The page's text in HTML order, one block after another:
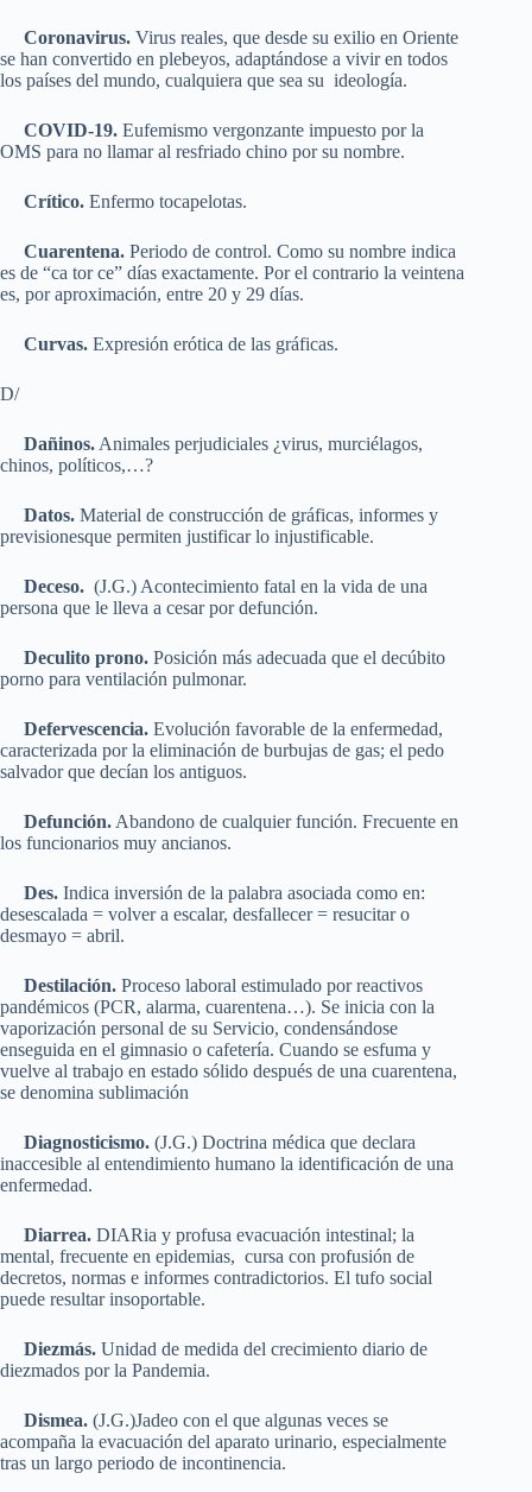
Coronavirus. Virus reales, que desde su exilio en Oriente
se han convertido en plebeyos, adaptándose a vivir en todos
los países del mundo, cualquiera que sea su ideología.
COVID-19. Eufemismo vergonzante impuesto por la
OMS para no llamar al resfriado chino por su nombre.
Crítico. Enfermo tocapelotas.
Cuarentena. Periodo de control. Como su nombre indica
es de “ca tor ce” días exactamente. Por el contrario la veintena
es, por aproximación, entre 20 y 29 días.
Curvas. Expresión erótica de las gráficas.
D/
Dañinos. Animales perjudiciales ¿virus, murciélagos,
chinos, políticos,…?
Datos. Material de construcción de gráficas, informes y
previsionesque permiten justificar lo injustificable.
Deceso. (J.G.) Acontecimiento fatal en la vida de una
persona que le lleva a cesar por defunción.
Deculito prono. Posición más adecuada que el decúbito
porno para ventilación pulmonar.
Defervescencia. Evolución favorable de la enfermedad,
caracterizada por la eliminación de burbujas de gas; el pedo
salvador que decían los antiguos.
Defunción. Abandono de cualquier función. Frecuente en
los funcionarios muy ancianos.
Des. Indica inversión de la palabra asociada como en:
desescalada = volver a escalar, desfallecer = resucitar o
desmayo = abril.
Destilación. Proceso laboral estimulado por reactivos
pandémicos (PCR, alarma, cuarentena…). Se inicia con la
vaporización personal de su Servicio, condensándose
enseguida en el gimnasio o cafetería. Cuando se esfuma y
vuelve al trabajo en estado sólido después de una cuarentena,
se denomina sublimación
Diagnosticismo. (J.G.) Doctrina médica que declara
inaccesible al entendimiento humano la identificación de una
enfermedad.
Diarrea. DIARia y profusa evacuación intestinal; la
mental, frecuente en epidemias, cursa con profusión de
decretos, normas e informes contradictorios. El tufo social
puede resultar insoportable.
Diezmás. Unidad de medida del crecimiento diario de
diezmados por la Pandemia.
Dismea. (J.G.)Jadeo con el que algunas veces se
acompaña la evacuación del aparato urinario, especialmente
tras un largo periodo de incontinencia.